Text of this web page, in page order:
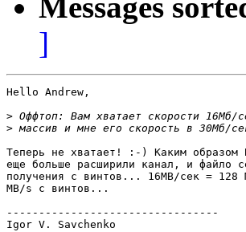
Messages
]
Hello Andrew,
>
>
Теперь не хватает! :-) Каким образом
еще больше расширили канал, и файло
получения с винтов... 16MB/сек =
MB/s с винтов...
---------------------------------
Igor V. Savchenko